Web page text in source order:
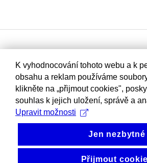
K vyhodnocování tohoto webu a k
obsahu a reklam používáme
klikněte na „přijmout cookies",
souhlas k jejich uložení, správě a
Upravit možnosti
Jen nezbytné
Přijmout